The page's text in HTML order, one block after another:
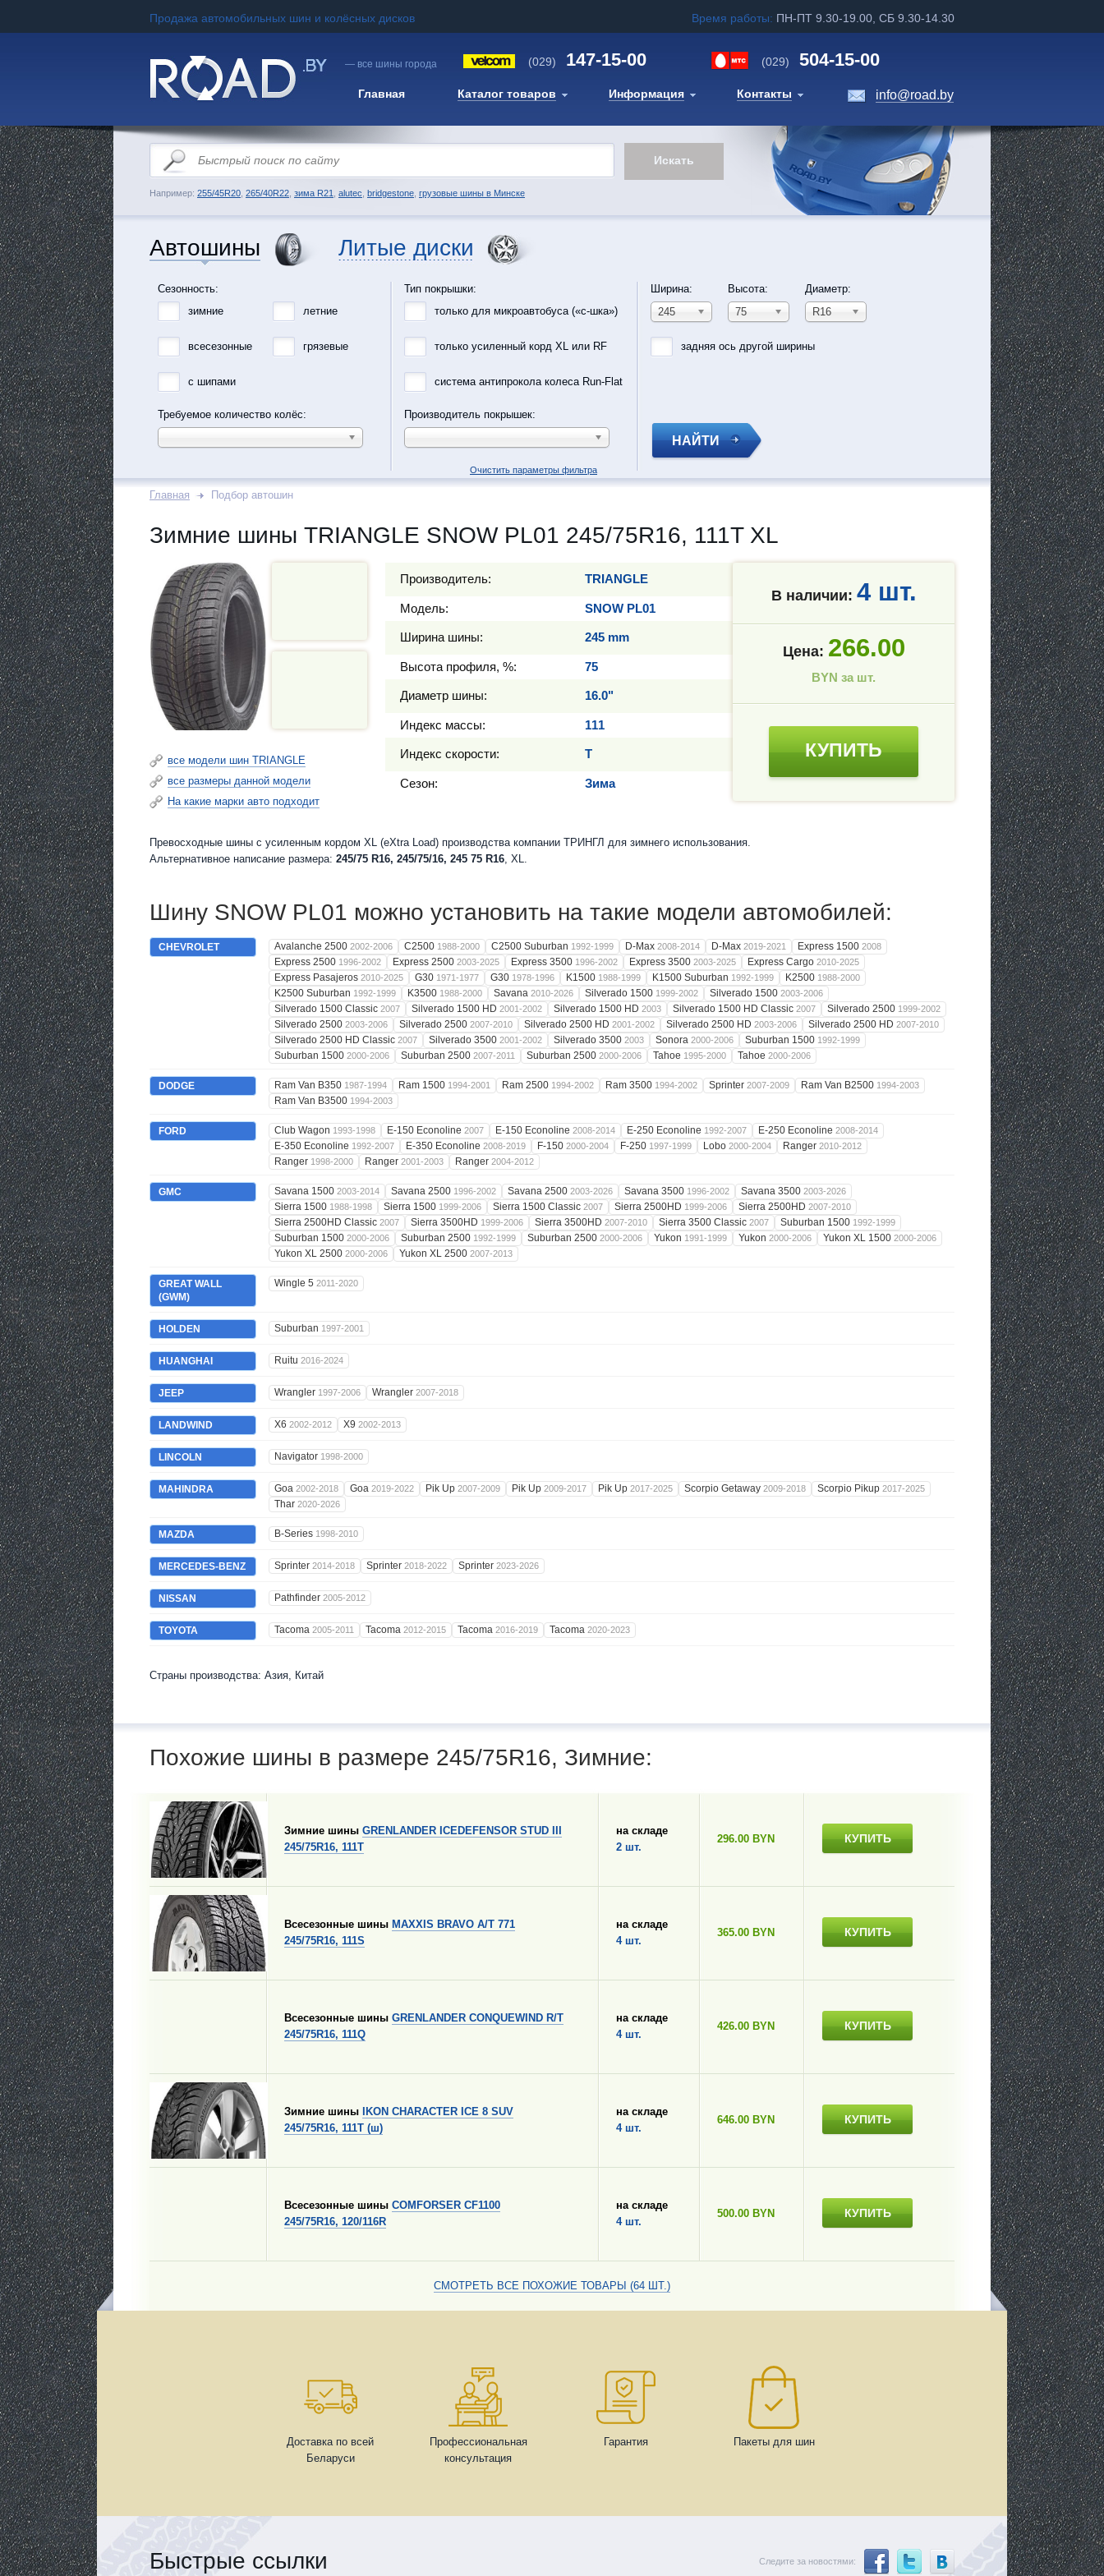
Продажа автомобильных шин и колёсных дисков Время работы: ПН-ПТ 9.30-19.00, СБ 9.30-14.30
— все шины города (029) 147-15-00 (029) 504-15-00
Главная Каталог товаров Информация Контакты info@road.by
Например: 255/45R20 265/40R22 зима R21 alutec bridgestone грузовые шины в Минске
Автошины Литые диски
Сезонность:
зимние
летние
всесезонные грязевые
с шипами
Требуемое количество колёс:
Тип покрышки:
только для микроавтобуса («с-шка»)
только усиленный корд XL или RF
система антипрокола колеса Run-Flat
Производитель покрышек:
Ширина:
245
Высота:
75
Диаметр:
R16
задняя ось другой ширины
НАЙТИ
Очистить параметры фильтра
Главная Подбор автошин
Зимние шины TRIANGLE SNOW PL01 245/75R16, 111T XL
все модели шин TRIANGLE
все размеры данной модели
На какие марки авто подходит
Производитель: TRIANGLE
Модель: SNOW PL01
Ширина шины: 245 mm
Высота профиля, %: 75
Диаметр шины: 16.0"
Индекс массы: 111
Индекс скорости: T
Сезон: Зима
В наличии: 4 шт.
Цена: 266.00
BYN за шт.
КУПИТЬ
Превосходные шины c усиленным кордом XL (eXtra Load) производства компании ТРИНГЛ для зимнего использования.
Альтернативное написание размера: 245/75 R16, 245/75/16, 245 75 R16, XL.
Шину SNOW PL01 можно установить на такие модели автомобилей:
CHEVROLET Avalanche 2500 2002-2006 C2500 1988-2000 C2500 Suburban 1992-1999 D-Max 2008-2014 D-Max 2019-2021 Express 1500 2008
Express 2500 1996-2002 Express 2500 2003-2025 Express 3500 1996-2002 Express 3500 2003-2025 Express Cargo 2010-2025
Express Pasajeros 2010-2025 G30 1971-1977 G30 1978-1996 K1500 1988-1999 K1500 Suburban 1992-1999 K2500 1988-2000
K2500 Suburban 1992-1999 K3500 1988-2000 Savana 2010-2026 Silverado 1500 1999-2002 Silverado 1500 2003-2006
Silverado 1500 Classic 2007 Silverado 1500 HD 2001-2002 Silverado 1500 HD 2003 Silverado 1500 HD Classic 2007 Silverado 2500 1999-2002
Silverado 2500 2003-2006 Silverado 2500 2007-2010 Silverado 2500 HD 2001-2002 Silverado 2500 HD 2003-2006 Silverado 2500 HD 2007-2010
Silverado 2500 HD Classic 2007 Silverado 3500 2001-2002 Silverado 3500 2003 Sonora 2000-2006 Suburban 1500 1992-1999
Suburban 1500 2000-2006 Suburban 2500 2007-2011 Suburban 2500 2000-2006 Tahoe 1995-2000 Tahoe 2000-2006
DODGE Ram Van B350 1987-1994 Ram 1500 1994-2001 Ram 2500 1994-2002 Ram 3500 1994-2002 Sprinter 2007-2009 Ram Van B2500 1994-2003
Ram Van B3500 1994-2003
FORD Club Wagon 1993-1998 E-150 Econoline 2007 E-150 Econoline 2008-2014 E-250 Econoline 1992-2007 E-250 Econoline 2008-2014
E-350 Econoline 1992-2007 E-350 Econoline 2008-2019 F-150 2000-2004 F-250 1997-1999 Lobo 2000-2004 Ranger 2010-2012
Ranger 1998-2000 Ranger 2001-2003 Ranger 2004-2012
GMC Savana 1500 2003-2014 Savana 2500 1996-2002 Savana 2500 2003-2026 Savana 3500 1996-2002 Savana 3500 2003-2026
Sierra 1500 1988-1998 Sierra 1500 1999-2006 Sierra 1500 Classic 2007 Sierra 2500HD 1999-2006 Sierra 2500HD 2007-2010
Sierra 2500HD Classic 2007 Sierra 3500HD 1999-2006 Sierra 3500HD 2007-2010 Sierra 3500 Classic 2007 Suburban 1500 1992-1999
Suburban 1500 2000-2006 Suburban 2500 1992-1999 Suburban 2500 2000-2006 Yukon 1991-1999 Yukon 2000-2006 Yukon XL 1500 2000-2006
Yukon XL 2500 2000-2006 Yukon XL 2500 2007-2013
GREAT WALL
(GWM)
Wingle 5 2011-2020
HOLDEN Suburban 1997-2001
HUANGHAI Ruitu 2016-2024
JEEP Wrangler 1997-2006 Wrangler 2007-2018
LANDWIND X6 2002-2012 X9 2002-2013
LINCOLN Navigator 1998-2000
MAHINDRA Goa 2002-2018 Goa 2019-2022 Pik Up 2007-2009 Pik Up 2009-2017 Pik Up 2017-2025 Scorpio Getaway 2009-2018 Scorpio Pikup 2017-2025
Thar 2020-2026
MAZDA B-Series 1998-2010
MERCEDES-BENZ Sprinter 2014-2018 Sprinter 2018-2022 Sprinter 2023-2026
NISSAN Pathfinder 2005-2012
TOYOTA Tacoma 2005-2011 Tacoma 2012-2015 Tacoma 2016-2019 Tacoma 2020-2023
Страны производства: Азия, Китай
Похожие шины в размере 245/75R16, Зимние:
Зимние шины GRENLANDER ICEDEFENSOR STUD III
245/75R16, 111T
на складе
2 шт.
296.00 BYN КУПИТЬ
Всесезонные шины MAXXIS BRAVO A/T 771
245/75R16, 111S
на складе
4 шт.
365.00 BYN КУПИТЬ
Всесезонные шины GRENLANDER CONQUEWIND R/T
245/75R16, 111Q
на складе
4 шт.
426.00 BYN КУПИТЬ
Зимние шины
IKON CHARACTER ICE 8 SUV
245/75R16, 111T (ш)
на складе
4 шт.
646.00 BYN КУПИТЬ
Всесезонные шины COMFORSER CF1100
245/75R16, 120/116R
на складе
4 шт.
500.00 BYN КУПИТЬ
СМОТРЕТЬ ВСЕ ПОХОЖИЕ ТОВАРЫ (64 ШТ.)
Доставка по всей
Беларуси
Профессиональная
консультация
Гарантия Пакеты для шин
Быстрые ссылки Следите за новостями: